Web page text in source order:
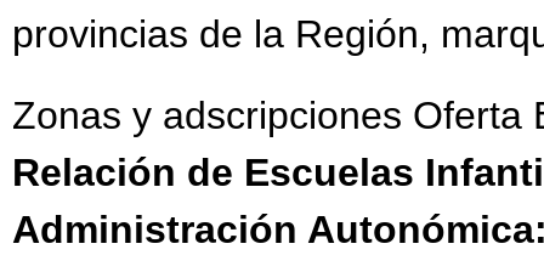
provincias de la Región,
Zonas y adscripciones Oferta
Relación de Escuelas
Administración